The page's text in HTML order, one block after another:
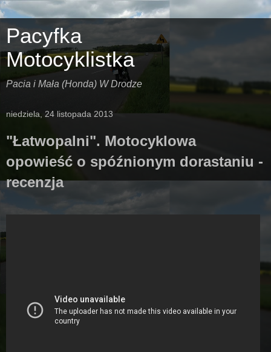
Pacyfka
Motocyklistka
Pacia i Mała (Honda) W Drodze
niedziela, 24 listopada 2013
"Łatwopalni". Motocyklowa
opowieść o spóźnionym dorastaniu -
recenzja